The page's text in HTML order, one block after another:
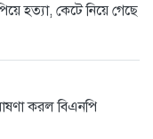
হত্যা, কেটে নিয়ে গেছে
করল বিএনপি